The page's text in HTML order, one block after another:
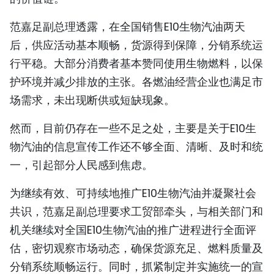
范嘉足副总理透露，在全国销售E10生物汽油两天
后，供应活动基本顺畅，货源得到保障，分销系统运
行平稳。大部分消费者基本赞同使用生物燃料，以保
护环境并减少排放的主张。各燃油经营企业也满足市
场需求，未出现断供或短缺现象。
然而，目前仍存在一些不足之处，主要是关于E10生
物汽油的信息宣传工作还不够全面、清晰、及时和统
一，引起部分人民感到焦虑。
为继续有效、可持续地推广E10生物汽油并凝聚社会
共识，范嘉足副总理要求工贸部牵头，与相关部门和
机关继续对全国E10生物汽油的推广进程进行全面评
估，密切观察市场动态，确保货源充足、燃料质量及
分销系统顺畅运行。同时，抓紧制定并实施统一的宣